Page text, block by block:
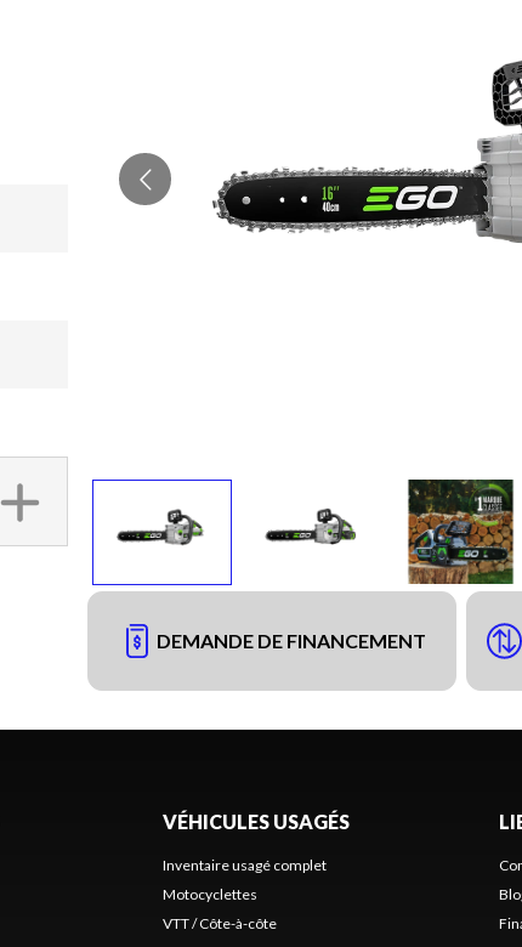
DEMANDE DE FINANCEMENT
VÉHICULES USAGÉS
Inventaire usagé complet
Motocyclettes
VTT / Côte-à-côte